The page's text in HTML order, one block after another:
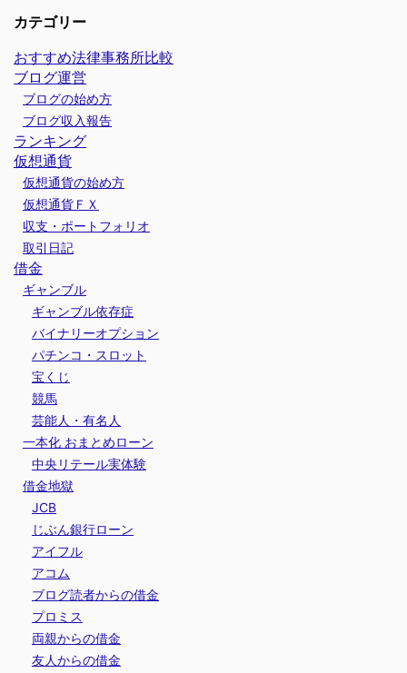
カテゴリー
おすすめ法律事務所比較
ブログ運営
ブログの始め方
ブログ収入報告
ランキング
仮想通貨
仮想通貨の始め方
仮想通貨ＦＸ
収支・ポートフォリオ
取引日記
借金
ギャンブル
ギャンブル依存症
バイナリーオプション
パチンコ・スロット
宝くじ
競馬
芸能人・有名人
一本化 おまとめローン
中央リテール実体験
借金地獄
JCB
じぶん銀行ローン
アイフル
アコム
ブログ読者からの借金
プロミス
両親からの借金
友人からの借金